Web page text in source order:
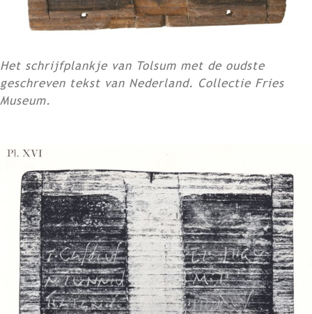
Het schrijfplankje van Tolsum met de oudste
geschreven tekst van Nederland. Collectie Fries
Museum.